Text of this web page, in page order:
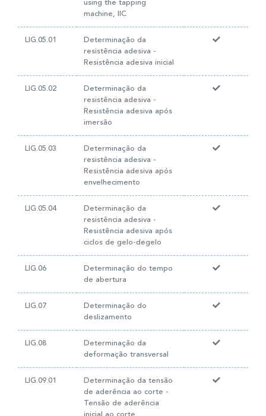
using the tapping
machine, IIC
LIG.05.01
Determinação da
resistência adesiva -
Resistência adesiva inicial
LIG.05.02
Determinação da
resistência adesiva -
Resistência adesiva após
imersão
LIG.05.03
Determinação da
resistência adesiva -
Resistência adesiva após
envelhecimento
LIG.05.04
Determinação da
resistência adesiva -
Resistência adesiva após
ciclos de gelo-degelo
LIG.06
Determinação do tempo
de abertura
LIG.07
Determinação do
deslizamento
LIG.08
Determinação da
deformação transversal
LIG.09.01
Determinação da tensão
de aderência ao corte -
Tensão de aderência